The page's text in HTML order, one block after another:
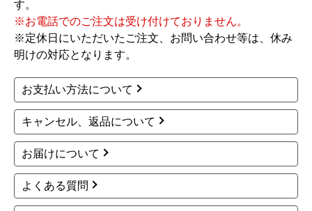
【その他感想・コメント】
ショップからの連絡もしっかりありましたし、商
できました。また機会があれば是非利用したいと
思います。
きょりけ
2025年11月9日 07:54
欲しい商品をスムーズに注文できましたか？
す。
※お電話でのご注文は受け付けておりません。
※定休日にいただいたご注文、お問い合わせ等は、休み
明けの対応となります。
お支払い方法について
キャンセル、返品について
お届けについて
よくある質問